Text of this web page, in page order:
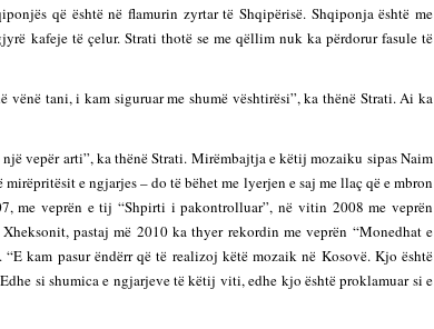
që është në flamurin zyrtar të Shqipërisë. Shqiponja është me
kafeje të çelur. Strati thotë se me qëllim nuk ka përdorur fasule të
tani, i kam siguruar me shumë vështirësi”, ka thënë Strati. Ai ka
vepër arti”, ka thënë Strati. Mirëmbajtja e këtij mozaiku sipas Naim
e ngjarjes – do të bëhet me lyerjen e saj me llaç që e mbron
me veprën e tij “Shpirti i pakontrolluar”, në vitin 2008 me veprën
pastaj më 2010 ka thyer rekordin me veprën “Monedhat e
kam pasur ëndërr që të realizoj këtë mozaik në Kosovë. Kjo është
si shumica e ngjarjeve të këtij viti, edhe kjo është proklamuar si e